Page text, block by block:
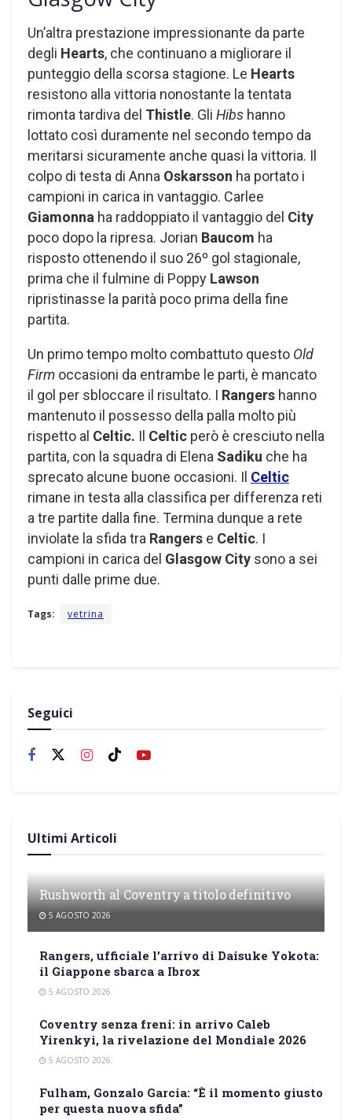
Un’altra prestazione impressionante da parte
degli Hearts, che continuano a migliorare il
punteggio della scorsa stagione. Le Hearts
resistono alla vittoria nonostante la tentata
rimonta tardiva del Thistle. Gli Hibs hanno
lottato così duramente nel secondo tempo da
meritarsi sicuramente anche quasi la vittoria. Il
colpo di testa di Anna Oskarsson ha portato i
campioni in carica in vantaggio. Carlee
Giamonna ha raddoppiato il vantaggio del City
poco dopo la ripresa. Jorian Baucom ha
risposto ottenendo il suo 26º gol stagionale,
prima che il fulmine di Poppy Lawson
ripristinasse la parità poco prima della fine
partita.
Un primo tempo molto combattuto questo Old
Firm occasioni da entrambe le parti, è mancato
il gol per sbloccare il risultato. I Rangers hanno
mantenuto il possesso della palla molto più
rispetto al Celtic. Il Celtic però è cresciuto nella
partita, con la squadra di Elena Sadiku che ha
sprecato alcune buone occasioni. Il Celtic
rimane in testa alla classifica per differenza reti
a tre partite dalla fine. Termina dunque a rete
inviolate la sfida tra Rangers e Celtic. I
campioni in carica del Glasgow City sono a sei
punti dalle prime due.
Tags: vetrina
Seguici
Ultimi Articoli
Rushworth al Coventry a titolo definitivo
5 AGOSTO 2026
Rangers, ufficiale l’arrivo di Daisuke Yokota:
il Giappone sbarca a Ibrox
5 AGOSTO 2026
Coventry senza freni: in arrivo Caleb
Yirenkyi, la rivelazione del Mondiale 2026
5 AGOSTO 2026
Fulham, Gonzalo Garcia: “È il momento giusto
per questa nuova sfida”